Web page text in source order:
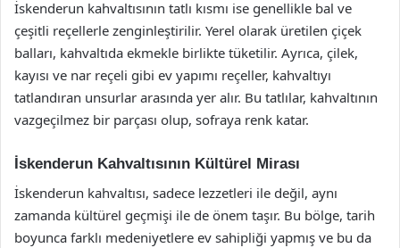
İskenderun kahvaltısının tatlı kısmı ise genellikle bal ve
çeşitli reçellerle zenginleştirilir. Yerel olarak üretilen çiçek
balları, kahvaltıda ekmekle birlikte tüketilir. Ayrıca, çilek,
kayısı ve nar reçeli gibi ev yapımı reçeller, kahvaltıyı
tatlandıran unsurlar arasında yer alır. Bu tatlılar, kahvaltının
vazgeçilmez bir parçası olup, sofraya renk katar.
İskenderun Kahvaltısının Kültürel Mirası
İskenderun kahvaltısı, sadece lezzetleri ile değil, aynı
zamanda kültürel geçmişi ile de önem taşır. Bu bölge, tarih
boyunca farklı medeniyetlere ev sahipliği yapmış ve bu da